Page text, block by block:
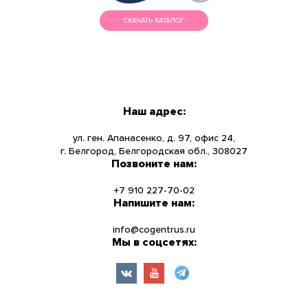
СКАЧАТЬ КАТАЛОГ
НОВОСТИ
УСЛУГИ
ИНФОРМАЦИЯ
КОНТАКТЫ
Наш адрес:
ул. ген. Апанасенко, д. 97, офис 24,
г. Белгород, Белгородская обл., 308027
Позвоните нам:
+7 910 227-70-02
Напишите нам:
info@cogentrus.ru
Мы в соцсетях: